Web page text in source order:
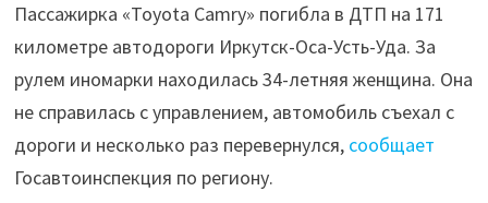
смертельное
ДТП
на
трассе
в
Приангарье"
Пассажирка «Toyota Camry» погибла в ДТП на 171
километре автодороги Иркутск-Оса-Усть-Уда. За
рулем иномарки находилась 34-летняя женщина. Она
не справилась с управлением, автомобиль съехал с
дороги и несколько раз перевернулся, сообщает
Госавтоинспекция по региону.